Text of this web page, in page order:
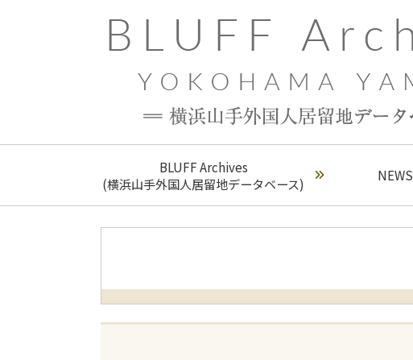
BLUFF Archives
(横浜山手外国人居留地データベース)
NEWS